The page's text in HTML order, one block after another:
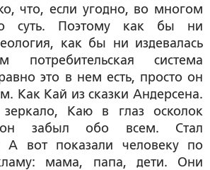
что, если угодно, во многом
суть. Поэтому как бы ни
как бы ни издевалась
потребительская система
это в нем есть, просто он
Как Кай из сказки Андерсена.
зеркало, Каю в глаз осколок
забыл обо всем. Стал
А вот показали человеку по
мама, папа, дети. Они